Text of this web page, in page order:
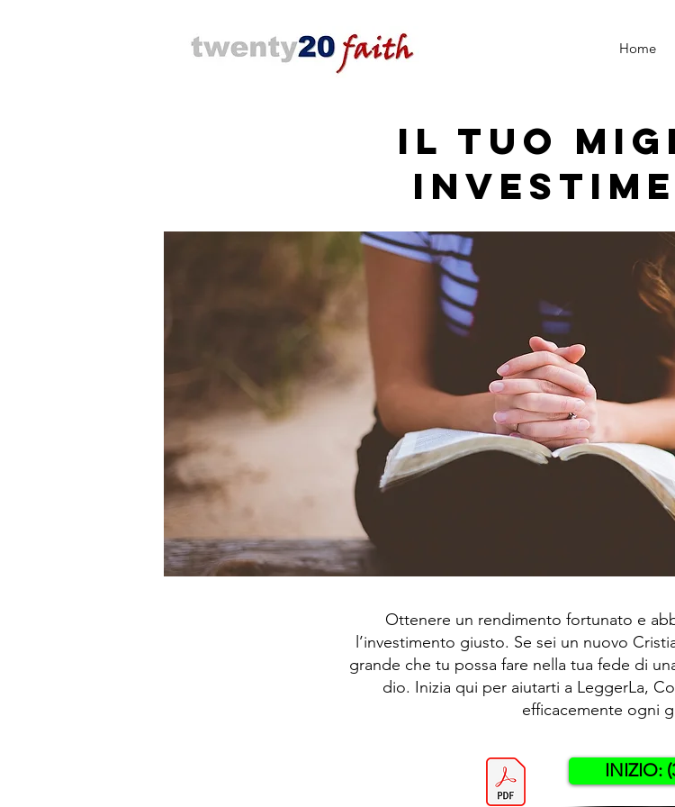
Home
Il Tuo
Ottenere un rendimento fortunato e
l’investimento giusto. Se sei un nuovo
grande che tu possa fare nella tua fede di
dio. Inizia qui per aiutarti a LeggerLa,
efficacemente ogni
INIZIO: